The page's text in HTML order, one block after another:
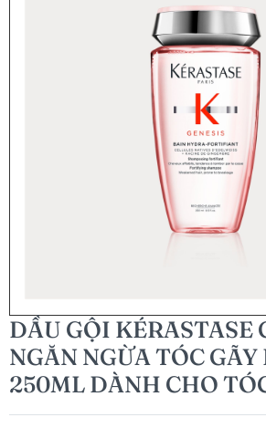
DẦU GỘI KÉRASTASE
NGĂN NGỪA TÓC GÃY
250ML DÀNH CHO